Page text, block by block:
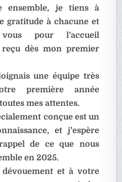
ensemble, je tiens à
gratitude à chacune et
pour l’accueil
dès mon premier
une équipe très
première année
mes attentes.
conçue est un
et j’espère
de ce que nous
en 2025.
dévouement et à votre